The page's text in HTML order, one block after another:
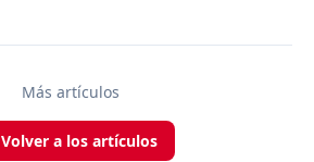
Más artículos
Volver a los artículos